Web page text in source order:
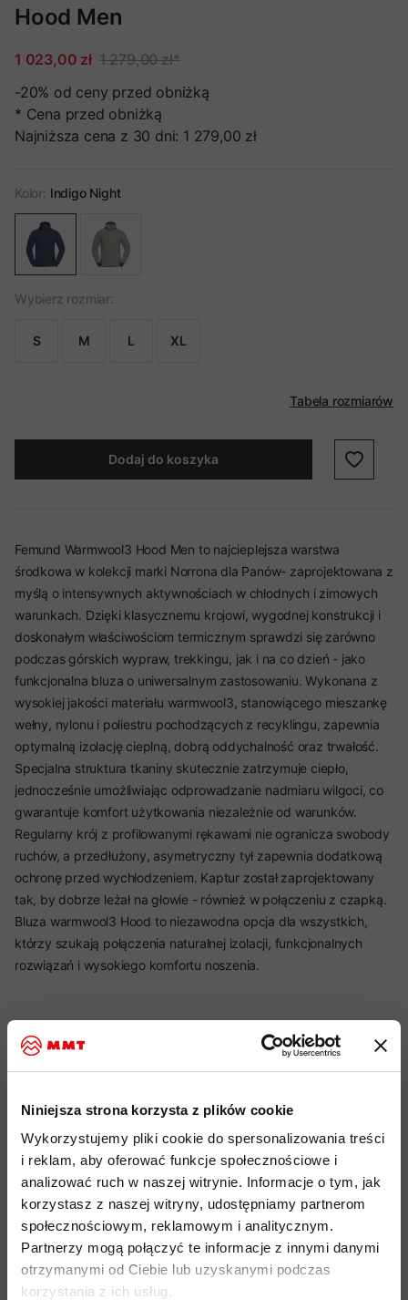
Niniejsza strona korzysta z plików cookie
Wykorzystujemy pliki cookie do spersonalizowania treści
i reklam, aby oferować funkcje społecznościowe i
analizować ruch w naszej witrynie. Informacje o tym, jak
korzystasz z naszej witryny, udostępniamy partnerom
społecznościowym, reklamowym i analitycznym.
Partnerzy mogą połączyć te informacje z innymi danymi
otrzymanymi od Ciebie lub uzyskanymi podczas
korzystania z ich usług.
Hood Men
1 023,00 zł 1 279,00 zł*
-20% od ceny przed obniżką
* Cena przed obniżką
Najniższa cena z 30 dni: 1 279,00 zł
Kolor: Indigo Night
Wybierz rozmiar:
S M L XL
Tabela rozmiarów
Dodaj do koszyka
Femund Warmwool3 Hood Men to najcieplejsza warstwa
środkowa w kolekcji marki Norrona dla Panów- zaprojektowana z
myślą o intensywnych aktywnościach w chłodnych i zimowych
warunkach. Dzięki klasycznemu krojowi, wygodnej konstrukcji i
doskonałym właściwościom termicznym sprawdzi się zarówno
podczas górskich wypraw, trekkingu, jak i na co dzień - jako
funkcjonalna bluza o uniwersalnym zastosowaniu. Wykonana z
wysokiej jakości materiału warmwool3, stanowiącego mieszankę
wełny, nylonu i poliestru pochodzących z recyklingu, zapewnia
optymalną izolację cieplną, dobrą oddychalność oraz trwałość.
Specjalna struktura tkaniny skutecznie zatrzymuje ciepło,
jednocześnie umożliwiając odprowadzanie nadmiaru wilgoci, co
gwarantuje komfort użytkowania niezależnie od warunków.
Regularny krój z profilowanymi rękawami nie ogranicza swobody
ruchów, a przedłużony, asymetryczny tył zapewnia dodatkową
ochronę przed wychłodzeniem. Kaptur został zaprojektowany
tak, by dobrze leżał na głowie - również w połączeniu z czapką.
Bluza warmwool3 Hood to niezawodna opcja dla wszystkich,
którzy szukają połączenia naturalnej izolacji, funkcjonalnych
rozwiązań i wysokiego komfortu noszenia.
Najważniejsze cechy:
idealna warstwa pośrednia do aktywności outdoorowych i
codziennego użytku
bardzo dobra izolacja cieplna dzięki materiałowi
warmwool3 o gramaturze 348 g/m powstałym z połączenia
wełny z recyklingu, nylonu z recyklingu i poliestruz
recyklingu
regularny krój z anatomicznie profilowanymi rękawami
zapewniającymi swobodę ruchów